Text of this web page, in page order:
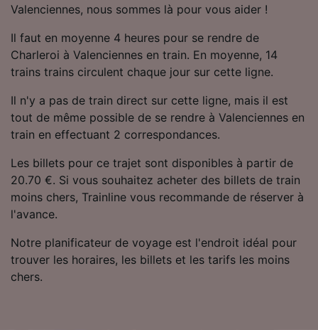
Valenciennes, nous sommes là pour vous aider !
Il faut en moyenne 4 heures pour se rendre de
Charleroi à Valenciennes en train. En moyenne, 14
trains trains circulent chaque jour sur cette ligne.
Il n'y a pas de train direct sur cette ligne, mais il est
tout de même possible de se rendre à Valenciennes en
train en effectuant 2 correspondances.
Les billets pour ce trajet sont disponibles à partir de
20.70 €. Si vous souhaitez acheter des billets de train
moins chers, Trainline vous recommande de réserver à
l'avance.
Notre planificateur de voyage est l'endroit idéal pour
trouver les horaires, les billets et les tarifs les moins
chers.
Utiliser des données de géolocalisation
caractéristiques de l’appareil pour
l’identification. Stocker et/ou accéder à des
informations sur un appareil. Publicités et
contenu personnalisés, mesure de
performance des publicités et du contenu,
études d’audience et développement de
services.